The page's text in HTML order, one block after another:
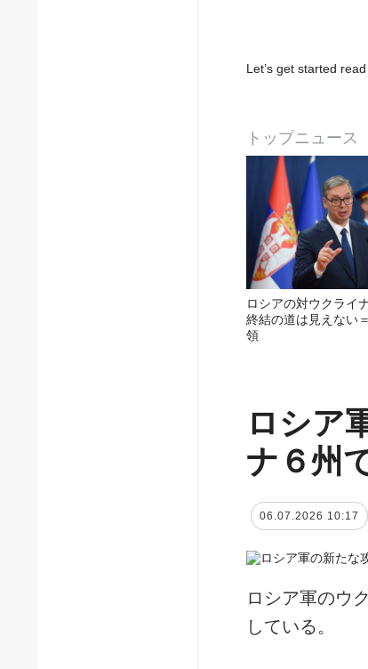
Let’s get started
トップニュース
ロシアの対ウクライ
終結の道は見えない
領
ロシア
ナ６州
06.07.2026 10:17
ロシア軍のウ
している。